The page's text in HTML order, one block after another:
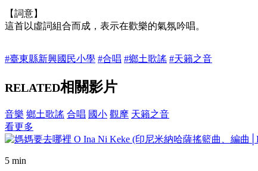
【詞意】
這首以虛詞組合而成，表示在歡樂的氣氛吟唱。
#臺東縣新興國民小學 #合唱 #鄉土歌謠 #天籟之音
RELATED相關影片
音樂 鄉土歌謠 合唱 國小 觀摩 天籟之音
看更多
5 min